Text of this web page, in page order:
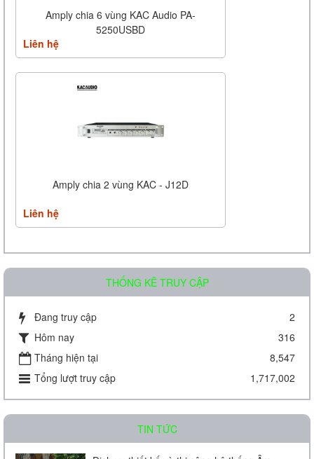
Amply chia 6 vùng KAC Audio PA-
5250USBD
Liên hệ
Amply chia 2 vùng KAC - J12D
Liên hệ
Amply chia 2 vùng KAC - J08D
Liên hệ
THỐNG KÊ TRUY CẬP
Đang truy cập
2
Hôm nay
316
Tháng hiện tại
8,547
Tổng lượt truy cập
1,717,002
TIN TỨC